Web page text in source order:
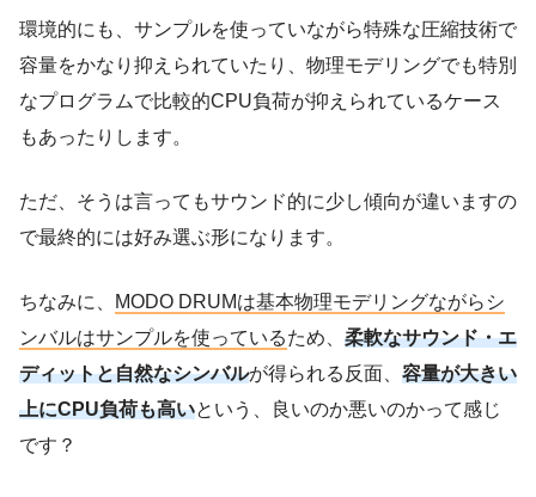
環境的にも、サンプルを使っていながら特殊な圧縮技術で
容量をかなり抑えられていたり、物理モデリングでも特別
なプログラムで比較的CPU負荷が抑えられているケース
もあったりします。
ただ、そうは言ってもサウンド的に少し傾向が違いますの
で最終的には好み選ぶ形になります。
ちなみに、
MODO DRUMは基本物理モデリングながらシ
ンバルはサンプルを使っているため、 柔軟なサウンド・エ
ディットと自然なシンバルが得られる反面、 容量が大きい
上にCPU負荷も高いという、良いのか悪いのかって感じ
です？